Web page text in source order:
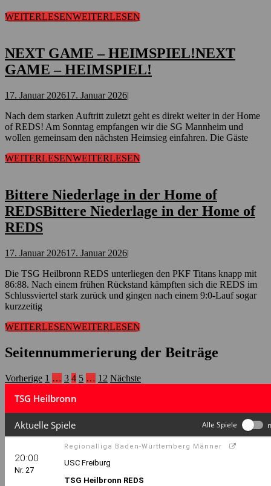
WEITERLESENWEITERLESEN
NEXT GAME – HEIMSPIEL!NEXT
GAME – HEIMSPIEL!
17. Januar 202617. Januar 2026|
Nach dem starken Auftritt zuletzt geht es direkt weiter in der Home
of REDS! Am Sonntag empfangen wir die SG Mannheim und
wollen gemeinsam den nächsten Heimsieg einfahren. Die Gäste
WEITERLESENWEITERLESEN
Bittere Niederlage in der Home of
REDSBittere Niederlage in der Home of
REDS
17. Januar 202617. Januar 2026|
Die TSG Heilbronn REDS unterliegen den PKF Titans knapp mit
86:88. Nach einem frühen Rückstand kämpften sich die REDS im
Schlussviertel stark zurück und gingen nach einem 9:0-Lauf sogar
kurzzeitig
WEITERLESENWEITERLESEN
Seitennummerierung der Beiträge
Vorherige 1 … 3 4 5 … 12 Nächste